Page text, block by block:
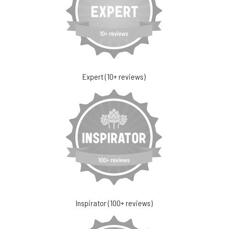
Expert (10+ reviews)
Inspirator (100+ reviews)